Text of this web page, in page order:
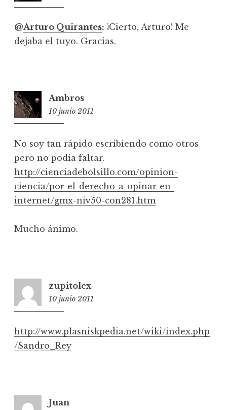
@Arturo Quirantes: ¡Cierto, Arturo! Me
dejaba el tuyo. Gracias.
Ambros
10 junio 2011
No soy tan rápido escribiendo como otros
pero no podía faltar.
http://cienciadebolsillo.com/opinion-
ciencia/por-el-derecho-a-opinar-en-
internet/gmx-niv50-con281.htm
Mucho ánimo.
zupitolex
10 junio 2011
http://www.plasniskpedia.net/wiki/index.php
/Sandro_Rey
Juan